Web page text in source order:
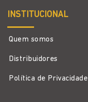
INSTITUCIONAL
Quem somos
Distribuidores
Política de Privacidade